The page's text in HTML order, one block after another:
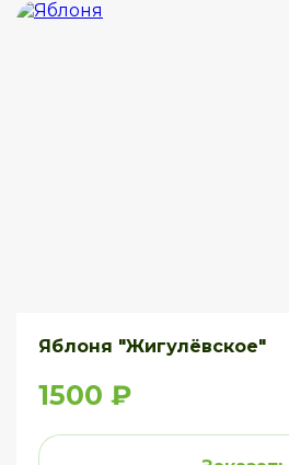
Яблоня "Жигулёвское"
1500 ₽